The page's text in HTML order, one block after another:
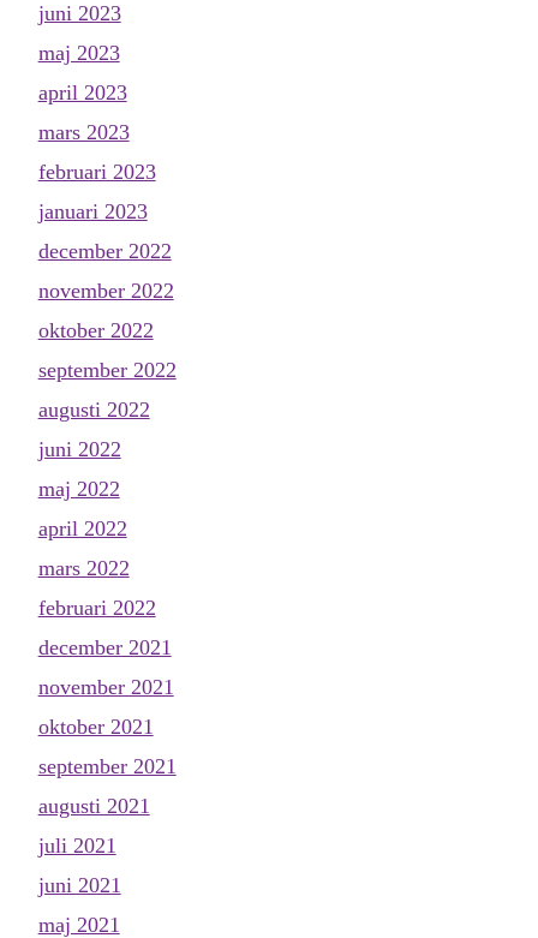
juni 2023
maj 2023
april 2023
mars 2023
februari 2023
januari 2023
december 2022
november 2022
oktober 2022
september 2022
augusti 2022
juni 2022
maj 2022
april 2022
mars 2022
februari 2022
december 2021
november 2021
oktober 2021
september 2021
augusti 2021
juli 2021
juni 2021
maj 2021